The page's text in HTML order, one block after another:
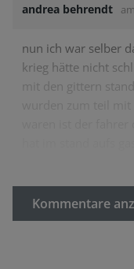
andrea behrendt am
nun ich war selber
krieg hätte nicht
mit den gittern
Kommentare